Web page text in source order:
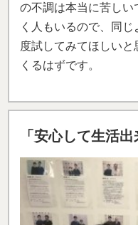
の不調は本当に苦しい
く人もいるので、同
度試してみてほしい
くるはずです。
「安心して生活